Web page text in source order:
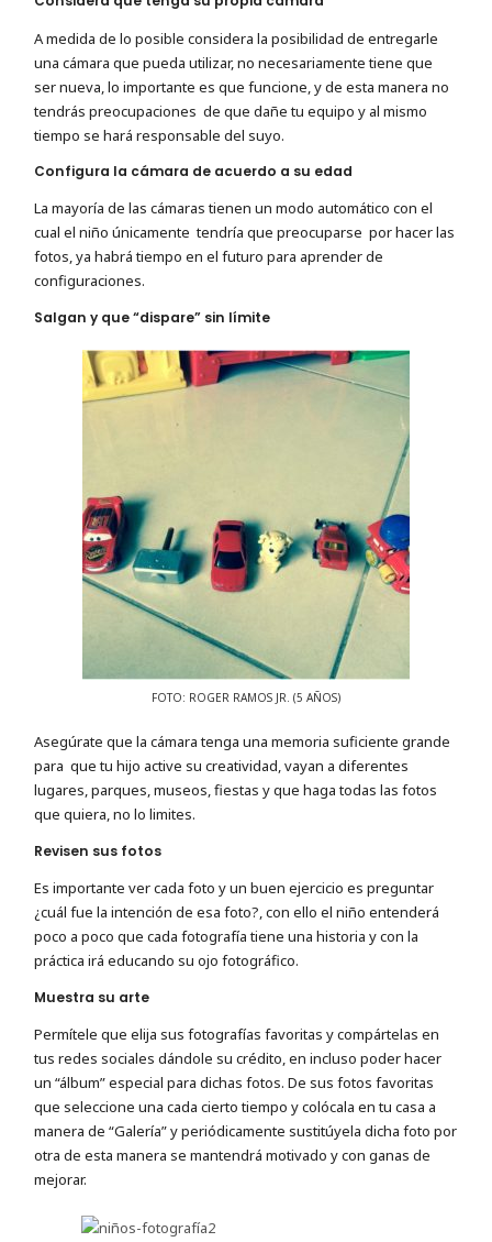
A medida de lo posible considera la posibilidad de entregarle
una cámara que pueda utilizar, no necesariamente tiene que
ser nueva, lo importante es que funcione, y de esta manera no
tendrás preocupaciones de que dañe tu equipo y al mismo
tiempo se hará responsable del suyo.
Configura la cámara de acuerdo a su edad
La mayoría de las cámaras tienen un modo automático con el
cual el niño únicamente tendría que preocuparse por hacer las
fotos, ya habrá tiempo en el futuro para aprender de
configuraciones.
Salgan y que “dispare” sin límite
FOTO: ROGER RAMOS JR. (5 AÑOS)
Asegúrate que la cámara tenga una memoria suficiente grande
para que tu hijo active su creatividad, vayan a diferentes
lugares, parques, museos, fiestas y que haga todas las fotos
que quiera, no lo limites.
Revisen sus fotos
Es importante ver cada foto y un buen ejercicio es preguntar
¿cuál fue la intención de esa foto?, con ello el niño entenderá
poco a poco que cada fotografía tiene una historia y con la
práctica irá educando su ojo fotográfico.
Muestra su arte
Permítele que elija sus fotografías favoritas y compártelas en
tus redes sociales dándole su crédito, en incluso poder hacer
un “álbum” especial para dichas fotos. De sus fotos favoritas
que seleccione una cada cierto tiempo y colócala en tu casa a
manera de “Galería” y periódicamente sustitúyela dicha foto por
otra de esta manera se mantendrá motivado y con ganas de
mejorar.